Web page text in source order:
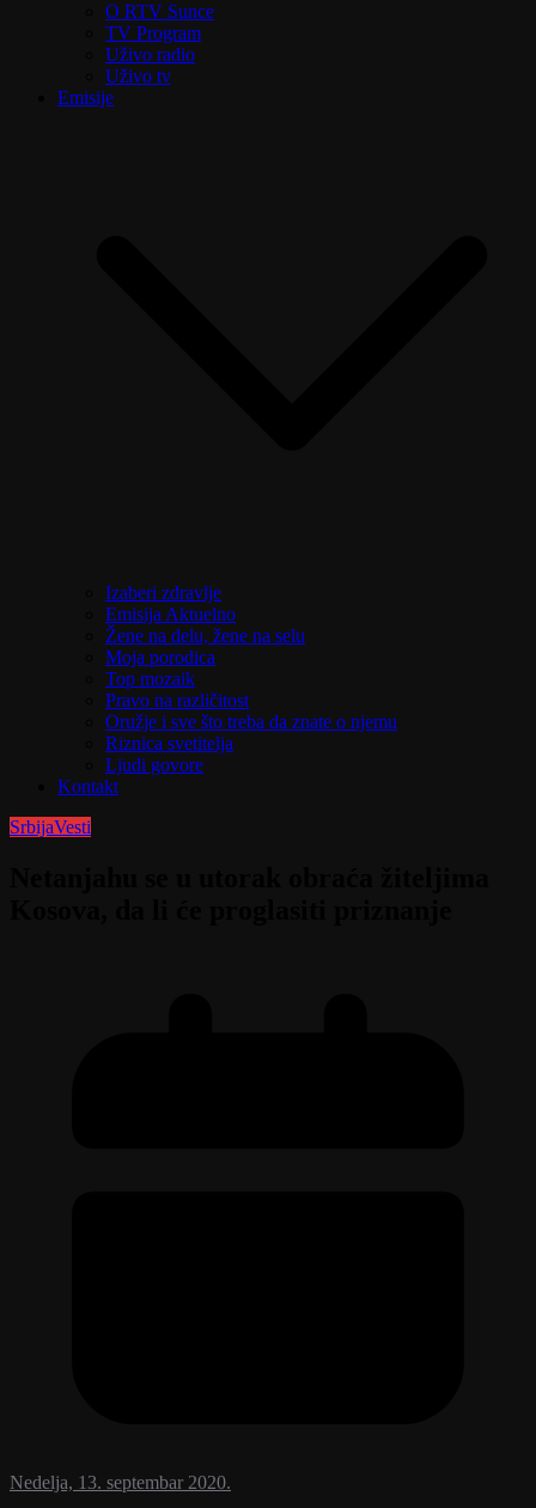
O RTV Sunce
TV Program
Uživo radio
Uživo tv
Emisije
Izaberi zdravlje
Emisija Aktuelno
Žene na delu, žene na selu
Moja porodica
Top mozaik
Pravo na različitost
Oružje i sve što treba da znate o njemu
Riznica svetitelja
Ljudi govore
Kontakt
SrbijaVesti
Nedelja, 13. septembar 2020.